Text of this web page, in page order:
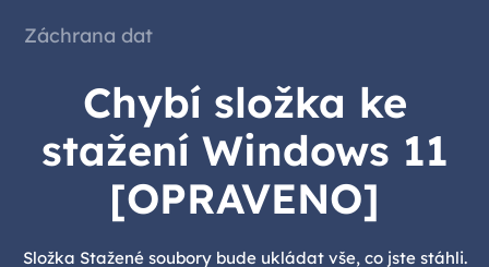
Záchrana dat
Chybí složka ke
stažení Windows 11
[OPRAVENO]
Složka Stažené soubory bude ukládat vše, co jste stáhli.